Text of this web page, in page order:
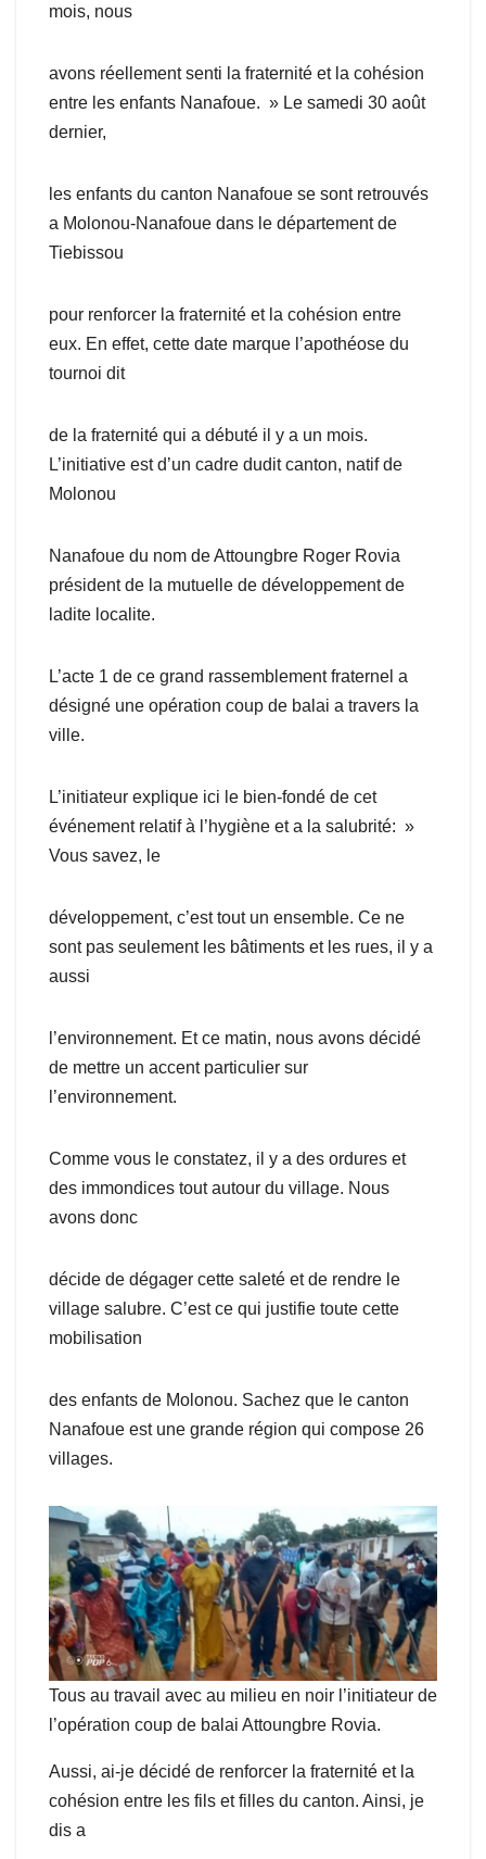
mois, nous
avons réellement senti la fraternité et la cohésion
entre les enfants Nanafoue. » Le samedi 30 août
dernier,
les enfants du canton Nanafoue se sont retrouvés
a Molonou-Nanafoue dans le département de
Tiebissou
pour renforcer la fraternité et la cohésion entre
eux. En effet, cette date marque l’apothéose du
tournoi dit
de la fraternité qui a débuté il y a un mois.
L’initiative est d’un cadre dudit canton, natif de
Molonou
Nanafoue du nom de Attoungbre Roger Rovia
président de la mutuelle de développement de
ladite localite.
L’acte 1 de ce grand rassemblement fraternel a
désigné une opération coup de balai a travers la
ville.
L’initiateur explique ici le bien-fondé de cet
événement relatif à l’hygiène et a la salubrité: »
Vous savez, le
développement, c’est tout un ensemble. Ce ne
sont pas seulement les bâtiments et les rues, il y a
aussi
l’environnement. Et ce matin, nous avons décidé
de mettre un accent particulier sur
l’environnement.
Comme vous le constatez, il y a des ordures et
des immondices tout autour du village. Nous
avons donc
décide de dégager cette saleté et de rendre le
village salubre. C’est ce qui justifie toute cette
mobilisation
des enfants de Molonou. Sachez que le canton
Nanafoue est une grande région qui compose 26
villages.
Tous au travail avec au milieu en noir l’initiateur de
l’opération coup de balai Attoungbre Rovia.
Aussi, ai-je décidé de renforcer la fraternité et la
cohésion entre les fils et filles du canton. Ainsi, je
dis a